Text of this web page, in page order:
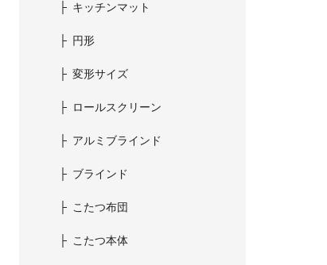
キッチンマット
円形
変形サイズ
ロールスクリーン
アルミブラインド
ブラインド
こたつ布団
こたつ本体